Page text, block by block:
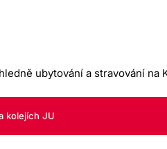
ubytování a stravování na
kolejích JU